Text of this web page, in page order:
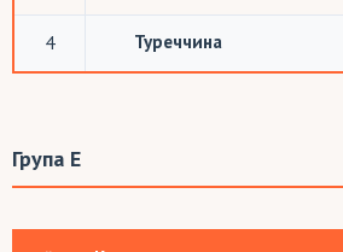
4 Туреччина
Група E